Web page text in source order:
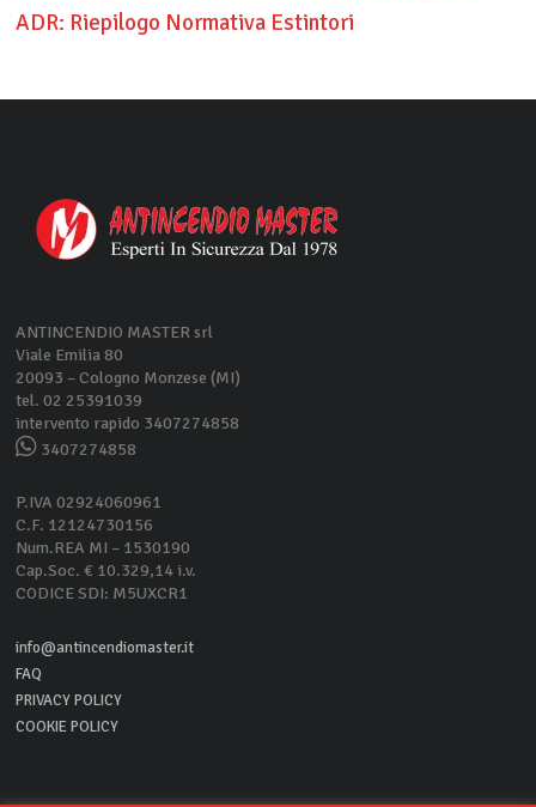
ADR: Riepilogo Normativa Estintori
ANTINCENDIO MASTER srl
Viale Emilia 80
20093 – Cologno Monzese (MI)
tel. 02 25391039
intervento rapido 3407274858
3407274858
P.IVA 02924060961
C.F. 12124730156
Num.REA MI – 1530190
Cap.Soc. € 10.329,14 i.v.
CODICE SDI: M5UXCR1
info@antincendiomaster.it
FAQ
PRIVACY POLICY
COOKIE POLICY